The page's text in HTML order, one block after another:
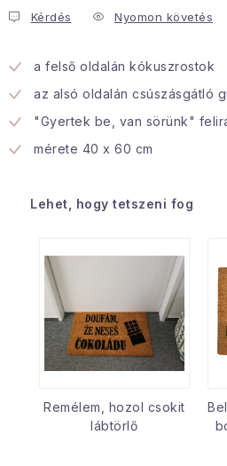
Hogyan kell panaszkodni /
Érintkezés
Rólunk
Kérdés Nyomon követés
a felső oldalán kókuszrostok
az alsó oldalán csúszásgátló
"Gyertek be, van sörünk"
mérete 40 x 60 cm
Lehet, hogy tetszeni fog
Remélem, hozol csokit
lábtörlő